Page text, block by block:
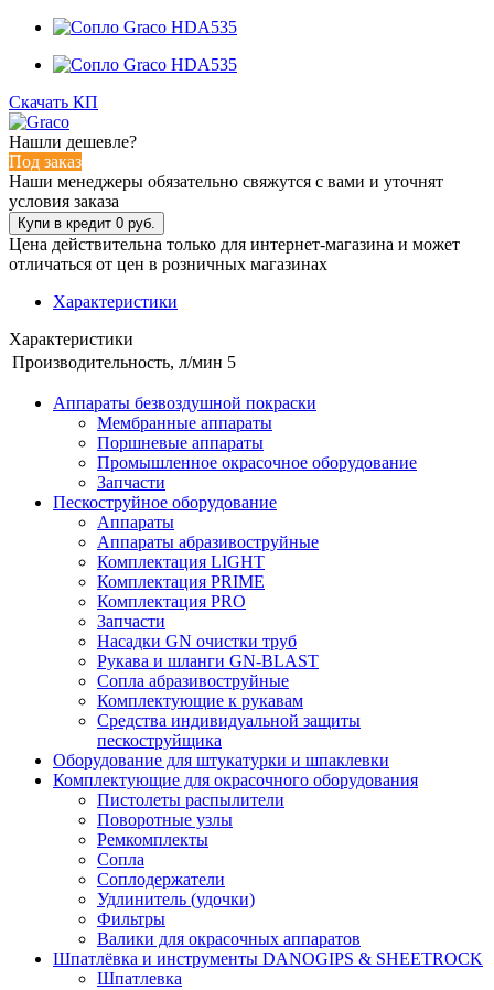
Скачать КП
Нашли дешевле?
Под заказ
Наши менеджеры обязательно свяжутся с вами и уточнят
условия заказа
Цена действительна только для интернет-магазина и может
отличаться от цен в розничных магазинах
Характеристики
Характеристики
Производительность, л/мин 5
Аппараты безвоздушной покраски
Мембранные аппараты
Поршневые аппараты
Промышленное окрасочное оборудование
Запчасти
Пескоструйное оборудование
Аппараты
Аппараты абразивоструйные
Комплектация LIGHT
Комплектация PRIME
Комплектация PRO
Запчасти
Насадки GN очистки труб
Рукава и шланги GN-BLAST
Сопла абразивоструйные
Комплектующие к рукавам
Средства индивидуальной защиты
пескоструйщика
Оборудование для штукатурки и шпаклевки
Комплектующие для окрасочного оборудования
Пистолеты распылители
Поворотные узлы
Ремкомплекты
Сопла
Соплодержатели
Удлинитель (удочки)
Фильтры
Валики для окрасочных аппаратов
Шпатлёвка и инструменты DANOGIPS & SHEETROCK
Шпатлевка